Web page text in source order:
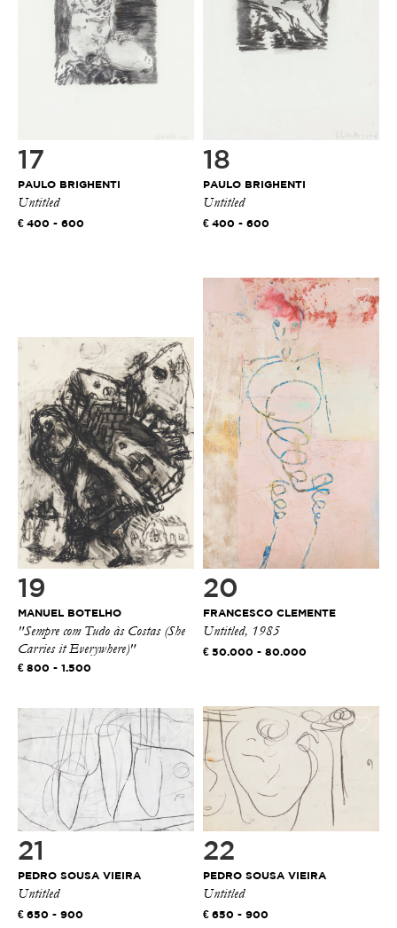
17
PAULO BRIGHENTI
Untitled
400 - 600
18
PAULO BRIGHENTI
Untitled
400 - 600
19
MANUEL BOTELHO
"Sempre com Tudo às Costas (She
Carries it Everywhere)"
800 - 1.500
20
FRANCESCO CLEMENTE
Untitled, 1985
50.000 - 80.000
21
PEDRO SOUSA VIEIRA
Untitled
650 - 900
22
PEDRO SOUSA VIEIRA
Untitled
650 - 900